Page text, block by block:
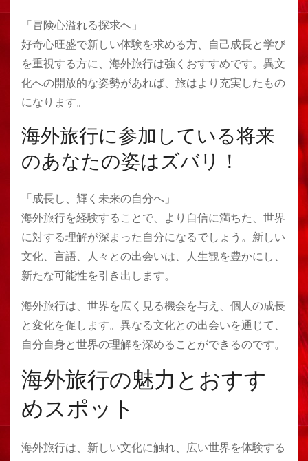
「冒険心溢れる探求へ」
好奇心旺盛で新しい体験を求める方、自己成長と学び
を重視する方に、海外旅行は強くおすすめです。異文
化への開放的な姿勢があれば、旅はより充実したもの
になります。
海外旅行に参加している将来
のあなたの姿はズバリ！
「成長し、輝く未来の自分へ」
海外旅行を経験することで、より自信に満ちた、世界
に対する理解が深まった自分になるでしょう。新しい
文化、言語、人々との出会いは、人生観を豊かにし、
新たな可能性を引き出します。
海外旅行は、世界を広く見る機会を与え、個人の成長
と変化を促します。異なる文化との出会いを通じて、
自分自身と世界の理解を深めることができるのです。
海外旅行の魅力とおすす
めスポット
海外旅行は、新しい文化に触れ、広い世界を体験する